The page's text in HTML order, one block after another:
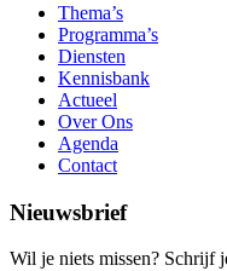
Thema’s
Programma’s
Diensten
Kennisbank
Actueel
Over Ons
Agenda
Contact
Nieuwsbrief
Wil je niets missen? Schrijf